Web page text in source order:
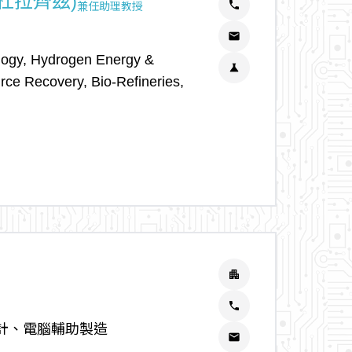
兼任助理教授
Hydrogen Energy &
Recovery, Bio-Refineries,
phone
email
science
、電腦輔助製造
apartment
phone
email